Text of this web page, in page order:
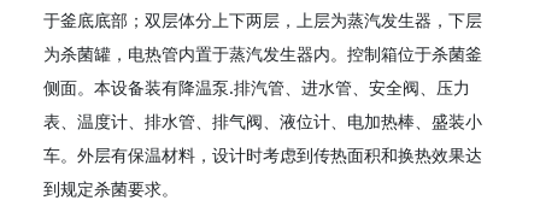
于釜底底部；双层体分上下两层，上层为蒸汽发生器，下层
为杀菌罐，电热管内置于蒸汽发生器内。控制箱位于杀菌釜
侧面。本设备装有降温泵.排汽管、进水管、安全阀、压力
表、温度计、排水管、排气阀、液位计、电加热棒、盛装小
车。外层有保温材料，设计时考虑到传热面积和换热效果达
到规定杀菌要求。